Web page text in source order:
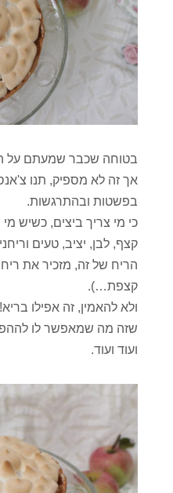
בטוחה שכבר שמעתם על
אך זה לא מספיק, תנו
בפשטות ובהתרגשות.
כי מי צריך ביצים, כשיש
קצף, לבן, יציב, טעים
הריח של זה, מזכיר את
קצפת…).
ולא להאמין, זה אפילו
שזה מה שמאפשר לו
ועוד ועוד.